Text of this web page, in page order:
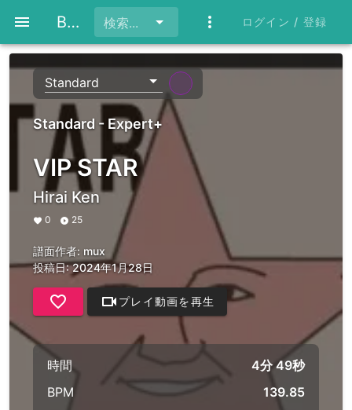
BeatFlare 検索... ログイン / 登録
Standard
Standard - Expert+
VIP STAR
Hirai Ken
0 25
譜面作者: mux
投稿日: 2024年1月28日
プレイ動画を再生
時間
4分 49秒
BPM
139.85